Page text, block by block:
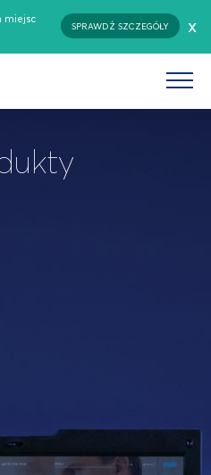
miejsc
SPRAWDŹ SZCZEGÓŁY x